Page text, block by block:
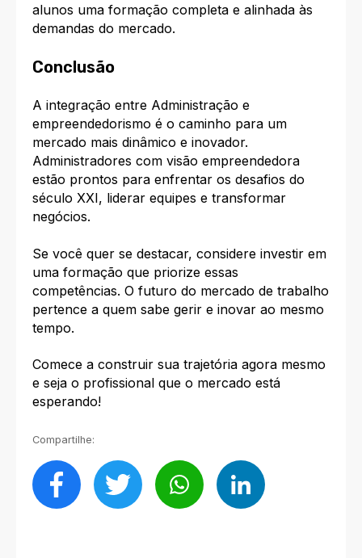
alunos uma formação completa e alinhada às
demandas do mercado.
Conclusão
A integração entre Administração e
empreendedorismo é o caminho para um
mercado mais dinâmico e inovador.
Administradores com visão empreendedora
estão prontos para enfrentar os desafios do
século XXI, liderar equipes e transformar
negócios.
Se você quer se destacar, considere investir em
uma formação que priorize essas
competências. O futuro do mercado de trabalho
pertence a quem sabe gerir e inovar ao mesmo
tempo.
Comece a construir sua trajetória agora mesmo
e seja o profissional que o mercado está
esperando!
Compartilhe: